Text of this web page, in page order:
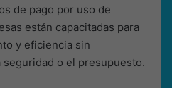
de pago por uso de
están capacitadas para
y eficiencia sin
o el presupuesto.